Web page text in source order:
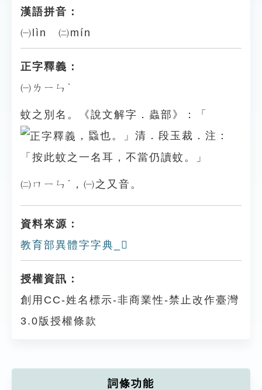
漢語拼音：
㈠lìn ㈡mín
正字釋義：
㈠ㄌㄧㄣˋ
蚊之別名。《說文解字．蟲部》：「
，蟁也。」清．段玉裁．注：
「按此蚊之一名耳，不當仍讀蚊。」
㈡ㄇㄧㄣˊ，㈠之又音。
資料來源：
教育部異體字字典_𧖔
授權資訊：
創用CC-姓名標示-非商業性-禁止改作臺灣
3.0版授權條款
詞條功能